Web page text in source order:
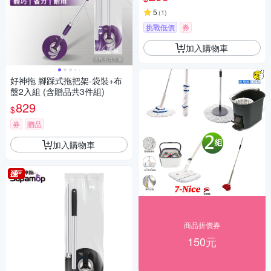
好神拖 腳踩式拖把架-袋裝+布
盤2入組 (含贈品共3件組)
$829
券 贈品
加入購物車
5 (1)
挑戰低價 券
加入購物車
商品折價券
150元